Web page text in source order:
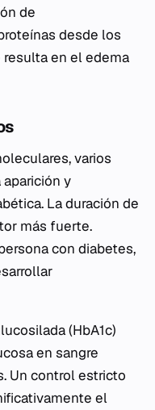
de
desde los
resulta en el edema
varios
y
La duración de
más fuerte.
con diabetes,
(HbA1c)
en sangre
Un control estricto
el